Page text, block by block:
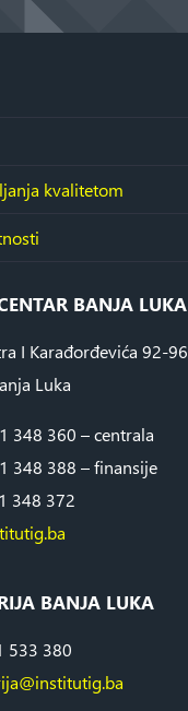
kvalitetom
BANJA LUKA
I Karađorđevića 92-96
Luka
348 360 – centrala
348 388 – finansije
348 372
BANJA LUKA
533 380